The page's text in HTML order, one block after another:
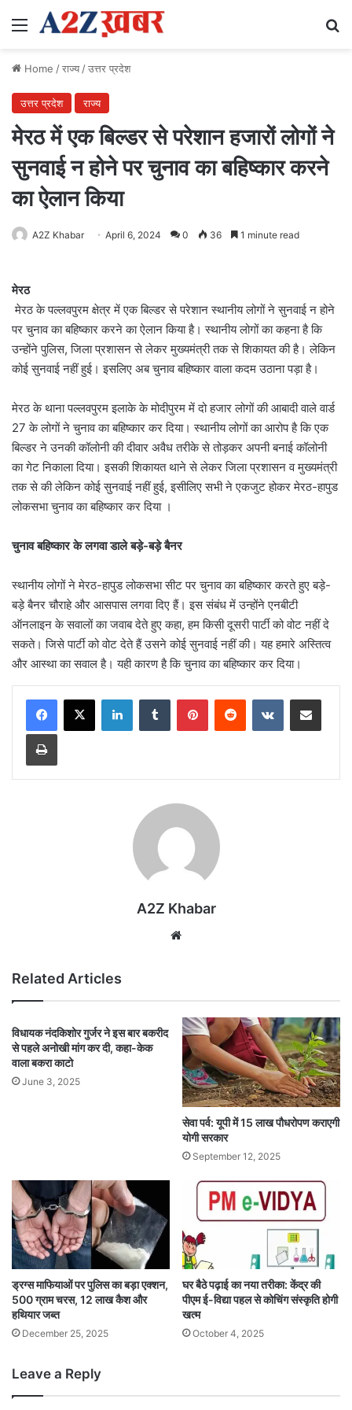
Menu
Home /राज्य/उत्तर प्रदेश
उत्तर प्रदेश राज्य
मेरठ में एक बिल्डर से परेशान हजारों लोगों ने
सुनवाई न होने पर चुनाव का बहिष्कार करने
का ऐलान किया
A2Z Khabar April 6, 2024 0 36 1 minute read
मेरठ
मेरठ के पल्लवपुरम क्षेत्र में एक बिल्डर से परेशान स्थानीय लोगों ने सुनवाई न होने
पर चुनाव का बहिष्कार करने का ऐलान किया है। स्थानीय लोगों का कहना है कि
उन्‍होंने पुलिस, जिला प्रशासन से लेकर मुख्यमंत्री तक से शिकायत की है। लेकिन
कोई सुनवाई नहीं हुई। इसलिए अब चुनाव बहिष्कार वाला कदम उठाना पड़ा है।
मेरठ के थाना पल्लवपुरम इलाके के मोदीपुरम में दो हजार लोगों की आबादी वाले वार्ड
27 के लोगों ने चुनाव का बहिष्कार कर दिया। स्थानीय लोगों का आरोप है कि एक
बिल्डर ने उनकी कॉलोनी की दीवार अवैध तरीके से तोड़कर अपनी बनाई कॉलोनी
का गेट निकाला दिया। इसकी शिकायत थाने से लेकर जिला प्रशासन व मुख्यमंत्री
तक से की लेकिन कोई सुनवाई नहीं हुई, इसीलिए सभी ने एकजुट होकर मेरठ-हापुड
लोकसभा चुनाव का बहिष्कार कर दिया ।
चुनाव बहिष्कार के लगवा डाले बड़े-बड़े बैनर
स्थानीय लोगों ने मेरठ-हापुड लोकसभा सीट पर चुनाव का बहिष्कार करते हुए बड़े-
बड़े बैनर चौराहे और आसपास लगवा दिए हैं। इस संबंध में उन्होंने एनबीटी
ऑनलाइन के सवालों का जवाब देते हुए कहा, हम किसी दूसरी पार्टी को वोट नहीं दे
सकते। जिसे पार्टी को वोट देते हैं उसने कोई सुनवाई नहीं की। यह हमारे अस्तित्‍व
और आस्था का सवाल है। यही कारण है कि चुनाव का बहिष्कार कर दिया।
LinkedInTumblr PinterestReddit VKontakteShare via Email
Print
A2Z Khabar
Related Articles
विधायक नंदकिशोर गुर्जर ने इस बार बकरीद
से पहले अनोखी मांग कर दी, कहा-केक
वाला बकरा काटो
June 3, 2025
सेवा पर्व: यूपी में 15 लाख पौधरोपण कराएगी
योगी सरकार
September 12, 2025
ड्रग्स माफियाओं पर पुलिस का बड़ा एक्शन,
500 ग्राम चरस, 12 लाख कैश और
हथियार जब्त
December 25, 2025
घर बैठे पढ़ाई का नया तरीका: केंद्र की
पीएम ई-विद्या पहल से कोचिंग संस्कृति होगी
खत्म
October 4, 2025
Leave a Reply